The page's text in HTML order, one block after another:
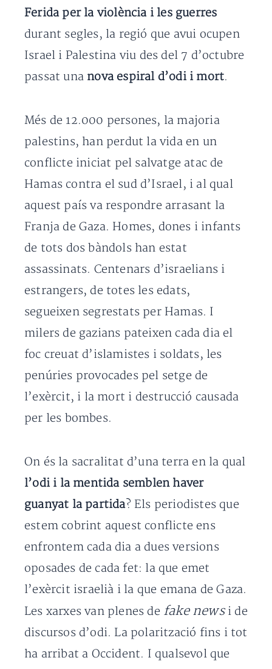
Ferida per la violència i les guerres
durant segles, la regió que avui ocupen
Israel i Palestina viu des del 7 d’octubre
passat una nova espiral d’odi i mort.
Més de 12.000 persones, la majoria
palestins, han perdut la vida en un
conflicte iniciat pel salvatge atac de
Hamas contra el sud d’Israel, i al qual
aquest país va respondre arrasant la
Franja de Gaza. Homes, dones i infants
de tots dos bàndols han estat
assassinats. Centenars d’israelians i
estrangers, de totes les edats,
segueixen segrestats per Hamas. I
milers de gazians pateixen cada dia el
foc creuat d’islamistes i soldats, les
penúries provocades pel setge de
l’exèrcit, i la mort i destrucció causada
per les bombes.
On és la sacralitat d’una terra en la qual
l’odi i la mentida semblen haver
guanyat la partida? Els periodistes que
estem cobrint aquest conflicte ens
enfrontem cada dia a dues versions
oposades de cada fet: la que emet
l’exèrcit israelià i la que emana de Gaza.
Les xarxes van plenes de fake newsi de
discursos d’odi. La polarització fins i tot
ha arribat a Occident. I qualsevol que